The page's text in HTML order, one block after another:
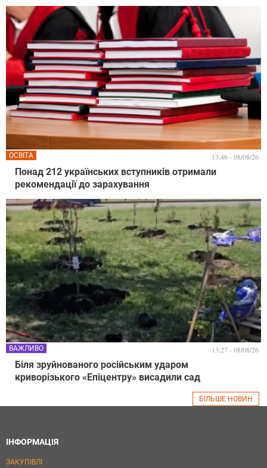
Понад 212 українських вступників отримали
рекомендації до зарахування
ОСВІТА 13:46 - 08/08/26
Біля зруйнованого російським ударом
криворізького «Епіцентру» висадили сад
ВАЖЛИВО 13:27 - 08/08/26
БІЛЬШЕ НОВИН
ІНФОРМАЦІЯ
ЗАКУПІВЛІ